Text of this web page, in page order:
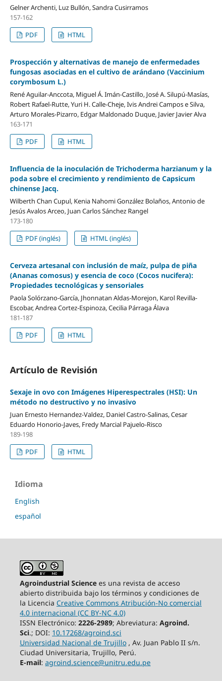
Gelner Archenti, Luz Bullón, Sandra Cusirramos
157-162
PDF
HTML
Prospección y alternativas de manejo de enfermedades
fungosas asociadas en el cultivo de arándano (Vaccinium
corymbosum L.)
René Aguilar-Anccota, Miguel Á. Imán-Castillo, José A. Silupú-Masías,
Robert Rafael-Rutte, Yuri H. Calle-Cheje, Ivis Andrei Campos e Silva,
Arturo Morales-Pizarro, Edgar Maldonado Duque, Javier Javier Alva
163-171
PDF
HTML
Influencia de la inoculación de Trichoderma harzianum y la
poda sobre el crecimiento y rendimiento de Capsicum
chinense Jacq.
Wilberth Chan Cupul, Kenia Nahomi González Bolaños, Antonio de
Jesús Avalos Arceo, Juan Carlos Sánchez Rangel
173-180
PDF (inglés)
HTML (inglés)
Cerveza artesanal con inclusión de maíz, pulpa de piña
(Ananas comosus) y esencia de coco (Cocos nucifera):
Propiedades tecnológicas y sensoriales
Paola Solórzano-García, Jhonnatan Aldas-Morejon, Karol Revilla-
Escobar, Andrea Cortez-Espinoza, Cecilia Párraga Álava
181-187
PDF
HTML
Artículo de Revisión
Sexaje in ovo con Imágenes Hiperespectrales (HSI): Un
método no destructivo y no invasivo
Juan Ernesto Hernandez-Valdez, Daniel Castro-Salinas, Cesar
Eduardo Honorio-Javes, Fredy Marcial Pajuelo-Risco
189-198
PDF
HTML
Idioma
English
español
Agroindustrial Sciencees una revista de acceso
abierto distribuida bajo los términos y condiciones de
la Licencia Creative Commons Atribución-No comercial
4.0 internacional (CC BY-NC 4.0)
ISSN Electrónico: 2226-2989; Abreviatura: Agroind.
Sci.; DOI: 10.17268/agroind.sci
Universidad Nacional de Trujillo, Av. Juan Pablo II s/n.
Ciudad Universitaria, Trujillo, Perú.
E-mail: agroind.science@unitru.edu.pe